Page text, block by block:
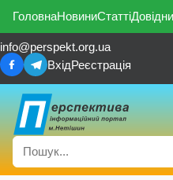
ГоловнаНовиниСтатті
info@perspekt.org.ua
ВхідРеєстрація